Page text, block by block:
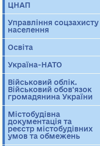
ЦНАП
Управління соцзахисту
населення
Освіта
Україна-НАТО
Військовий облік.
Військовий обов'язок
громадянина України
Містобудівна
документація та
реєстр містобудівних
умов та обмежень